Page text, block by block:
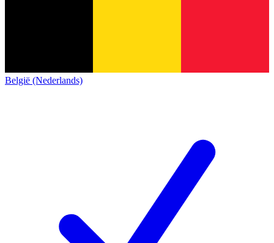
België (Nederlands)